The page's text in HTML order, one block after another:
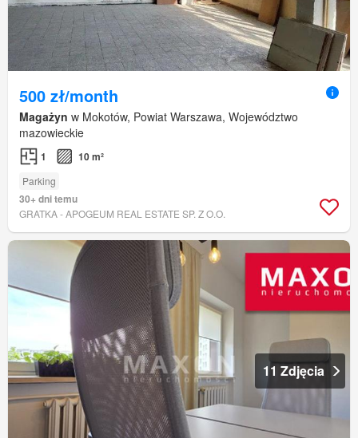
500 zł/month
Magażyn w Mokotów, Powiat Warszawa, Województwo
mazowieckie
1 10 m²
Parking
30+ dni temu
GRATKA - APOGEUM REAL ESTATE SP. Z O.O.
11 Zdjęcia